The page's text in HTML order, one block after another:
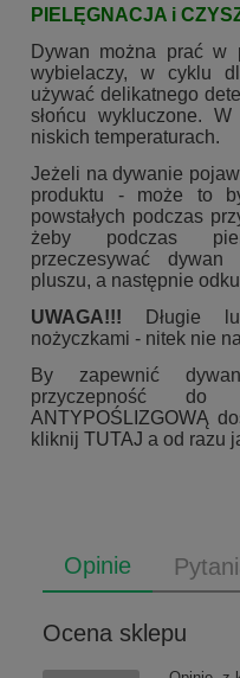
PIELĘGNACJA i
Dywan można prać w
wybielaczy, w cyklu
używać delikatnego
słońcu wykluczone.
niskich temperaturach.
Jeżeli na dywanie
produktu - może to
powstałych podczas
żeby podczas
przeczesywać
pluszu, a następnie
UWAGA!!! Długie
nożyczkami - nitek nie
By zapewnić
przyczepność
ANTYPOŚLIZGOWĄ
kliknij TUTAJ a od razu
Opinie
Ocena sklepu